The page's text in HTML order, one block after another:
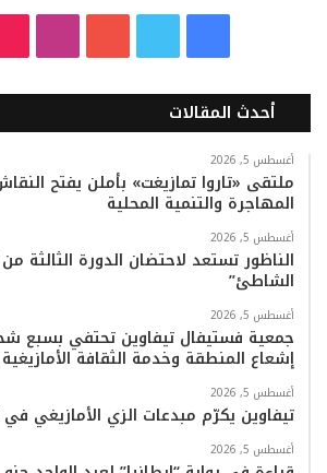
س
ب
و
ك
ي
ر
ت
ب
س
ت
ر
م
أحدث المقالات
أغسطس 5, 2026
ملتقى «تاروا تمازيغت» بأملن يفتح
المهاجرة والتنمية المحلية
أغسطس 5, 2026
الناظور تستعد لاحتضان الدورة الثالثة
الشاطئ”
أغسطس 5, 2026
جمعية فستيفال تيفاوين تحتفي
إشعاع المنطقة وخدمة الثقافة الأمازيغية
أغسطس 5, 2026
تيفاوين يكرّم مبدعات الزي الأمازيغي في
أغسطس 5, 2026